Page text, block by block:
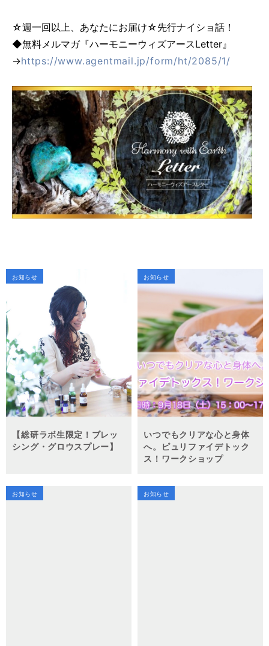
☆週一回以上、あなたにお届け☆先行ナイショ話！
◆無料メルマガ『ハーモニーウィズアースLetter』
→https://www.agentmail.jp/form/ht/2085/1/
お知らせ
【総研ラボ生限定！ブレッ
シング・グロウスプレー】
お知らせ
いつでもクリアな心と身体
へ。ピュリファイデトック
ス！ワークショップ
お知らせ お知らせ